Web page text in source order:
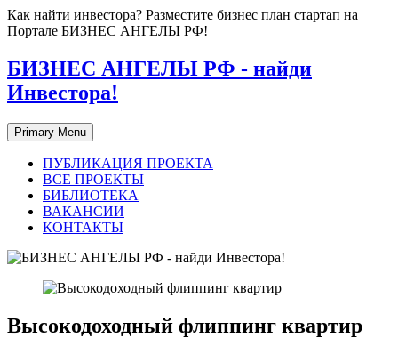
Skip
to
Как найти инвестора? Разместите бизнес план стартап на
Портале БИЗНЕС АНГЕЛЫ РФ!
БИЗНЕС АНГЕЛЫ РФ - найди
Инвестора!
Primary Menu
ПУБЛИКАЦИЯ ПРОЕКТА
ВСЕ ПРОЕКТЫ
БИБЛИОТЕКА
ВАКАНСИИ
КОНТАКТЫ
Высокодоходный флиппинг квартир